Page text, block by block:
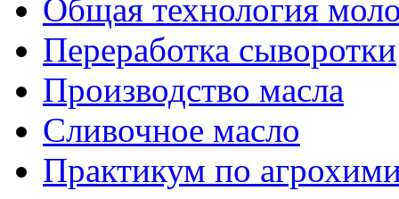
Общая технология
Переработка сыворотки
Производство масла
Сливочное масло
Практикум по